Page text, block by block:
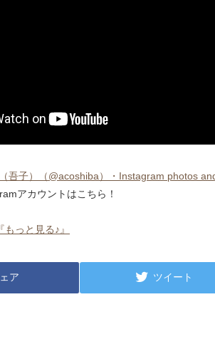
吾子）（@acoshiba）・Instagram photos
アカウントはこちら！
『もっと見る♪』
ア ツイート